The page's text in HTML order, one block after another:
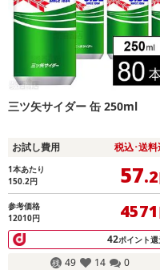
三ツ矢サイダー 缶 250ml
お試し費用 税込･送料
1本あたり
150.2円 57.2
参考価格
12010円
4571
42ポイント
49 14 0